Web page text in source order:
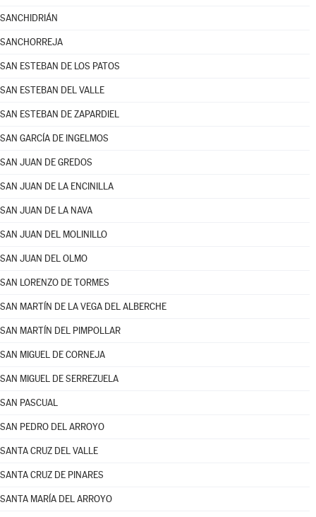
SANCHIDRIÁN
SANCHORREJA
SAN ESTEBAN DE LOS PATOS
SAN ESTEBAN DEL VALLE
SAN ESTEBAN DE ZAPARDIEL
SAN GARCÍA DE INGELMOS
SAN JUAN DE GREDOS
SAN JUAN DE LA ENCINILLA
SAN JUAN DE LA NAVA
SAN JUAN DEL MOLINILLO
SAN JUAN DEL OLMO
SAN LORENZO DE TORMES
SAN MARTÍN DE LA VEGA DEL ALBERCHE
SAN MARTÍN DEL PIMPOLLAR
SAN MIGUEL DE CORNEJA
SAN MIGUEL DE SERREZUELA
SAN PASCUAL
SAN PEDRO DEL ARROYO
SANTA CRUZ DEL VALLE
SANTA CRUZ DE PINARES
SANTA MARÍA DEL ARROYO